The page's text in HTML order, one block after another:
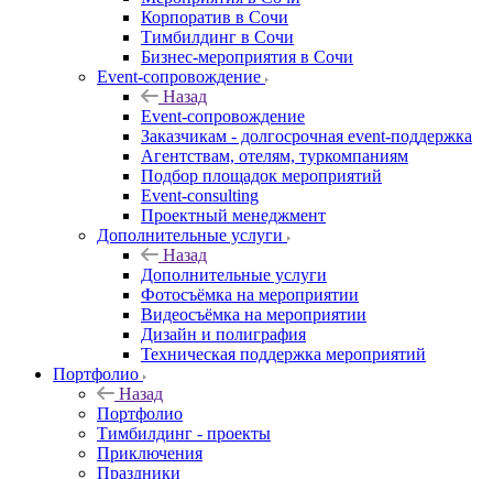
Корпоратив в Сочи
Тимбилдинг в Сочи
Бизнес-мероприятия в Сочи
Event-сопровождение
Назад
Event-сопровождение
Заказчикам - долгосрочная event-поддержка
Агентствам, отелям, туркомпаниям
Подбор площадок мероприятий
Event-consulting
Проектный менеджмент
Дополнительные услуги
Назад
Дополнительные услуги
Фотосъёмка на мероприятии
Видеосъёмка на мероприятии
Дизайн и полиграфия
Техническая поддержка мероприятий
Портфолио
Назад
Портфолио
Тимбилдинг - проекты
Приключения
Праздники